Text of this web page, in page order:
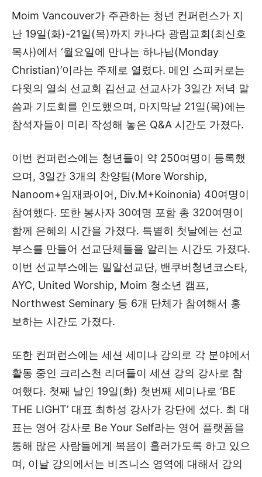
Moim Vancouver가 주관하는 청년 컨퍼런스가 지
난 19일(화)-21일(목)까지 카나다 광림교회(최신호
목사)에서 ‘월요일에 만나는 하나님(Monday
Christian)’이라는 주제로 열렸다. 메인 스피커로는
다윗의 열쇠 선교회 김선교 선교사가 3일간 저녁 말
씀과 기도회를 인도했으며, 마지막날 21일(목)에는
참석자들이 미리 작성해 놓은 Q&A 시간도 가졌다.
이번 컨퍼런스에는 청년들이 약 250여명이 등록했
으며, 3일간 3개의 찬양팀(More Worship,
Nanoom+임재콰이어, Div.M+Koinonia) 40여명이
참여했다. 또한 봉사자 30여명 포함 총 320여명이
함께 은혜의 시간을 가졌다. 특별히 첫날에는 선교
부스를 만들어 선교단체들을 알리는 시간도 가졌다.
이번 선교부스에는 밀알선교단, 밴쿠버청년코스타,
AYC, United Worship, Moim 청소년 캠프,
Northwest Seminary 등 6개 단체가 참여해서 홍
보하는 시간도 가졌다.
또한 컨퍼런스에는 세션 세미나 강의로 각 분야에서
활동 중인 크리스천 리더들이 세션 강의 강사로 참
여했다. 첫째 날인 19일(화) 첫번째 세미나로 ‘BE
THE LIGHT’ 대표 최하성 강사가 강단에 섰다. 최 대
표는 영어 강사로 Be Your Self라는 영어 플랫폼을
통해 많은 사람들에게 복음이 흘러가도록 하고 있으
며, 이날 강의에서는 비즈니스 영역에 대해서 강의